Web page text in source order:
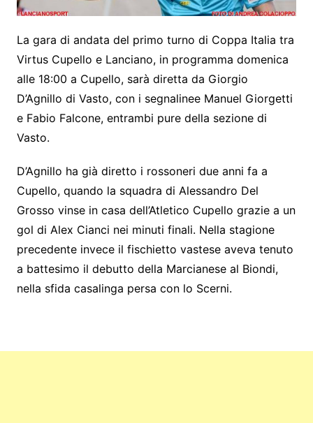
La gara di andata del primo turno di Coppa Italia tra
Virtus Cupello e Lanciano, in programma domenica
alle 18:00 a Cupello, sarà diretta da Giorgio
D’Agnillo di Vasto, con i segnalinee Manuel Giorgetti
e Fabio Falcone, entrambi pure della sezione di
Vasto.
D’Agnillo ha già diretto i rossoneri due anni fa a
Cupello, quando la squadra di Alessandro Del
Grosso vinse in casa dell’Atletico Cupello grazie a un
gol di Alex Cianci nei minuti finali. Nella stagione
precedente invece il fischietto vastese aveva tenuto
a battesimo il debutto della Marcianese al Biondi,
nella sfida casalinga persa con lo Scerni.